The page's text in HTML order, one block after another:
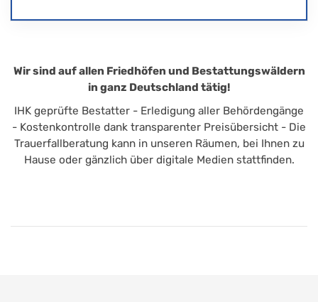
Wir sind auf allen Friedhöfen und Bestattungswäldern
in ganz Deutschland tätig!
IHK geprüfte Bestatter - Erledigung aller Behördengänge
- Kostenkontrolle dank transparenter Preisübersicht - Die
Trauerfallberatung kann in unseren Räumen, bei Ihnen zu
Hause oder gänzlich über digitale Medien stattfinden.